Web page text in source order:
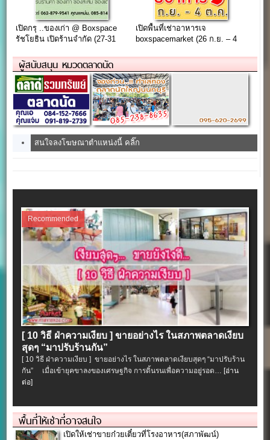
เปิดกรุ ..ของเก่า @ Boxspace
รัชโยธิน เปิดร้านจำกัด (27-31
เปิดพื้นที่เช่าอาหารเจ
boxspacemarket (26 ก.ย. – 4
ผู้สนับสนุน หมวดตลาดนัด
สนใจลงโฆษณาตำแหน่งนี้ คลิ๊ก
Recommended
[ 10 วิธี ฝ่าความเงียบ ] ขายอย่างไร ในสภาพตลาดเงียบ
สุดๆ “มาปรับร้านกัน”
[ 10 วิธี ฝ่าความเงียบ ] ขายอย่างไร ในสภาพตลาดเงียบสุดๆ “มาปรับร้าน
กัน” เมื่อเข้ายุคขาลงของเศรษฐกิจ การดิ้นรนเพื่อความอยู่รอด… [อ่าน
ต่อ]
พื้นที่ให้เช่าที่อาจสนใจ
เปิดให้เช่าขายก๋วยเตี๋ยวที่โรงอาหาร(สภาพัฒน์)